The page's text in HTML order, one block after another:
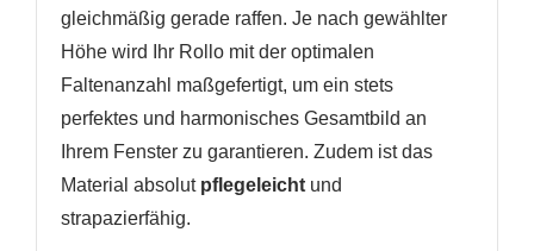
gleichmäßig gerade raffen. Je nach gewählter
Höhe wird Ihr Rollo mit der optimalen
Faltenanzahl maßgefertigt, um ein stets
perfektes und harmonisches Gesamtbild an
Ihrem Fenster zu garantieren. Zudem ist das
Material absolut pflegeleicht und
strapazierfähig.